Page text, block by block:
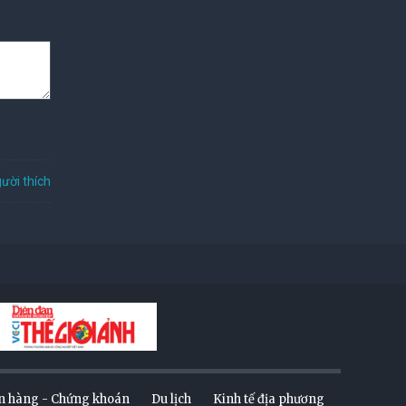
thích
hàng - Chứng khoán Du lịch Kinh tế địa phương